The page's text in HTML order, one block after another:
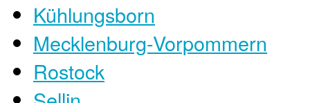
Kühlungsborn
Mecklenburg-Vorpommern
Rostock